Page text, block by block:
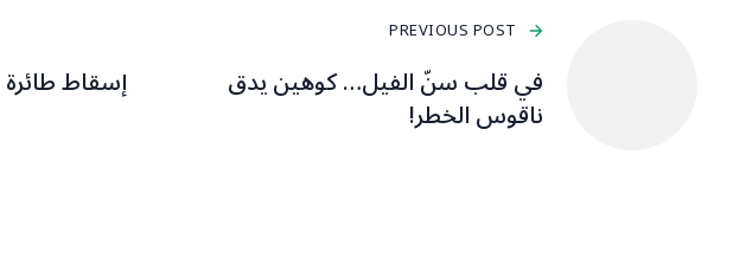
PREVIOUS POST
في قلب سنّ الفيل… كوهين يدق
ناقوس الخطر!
إسقاط طائرة